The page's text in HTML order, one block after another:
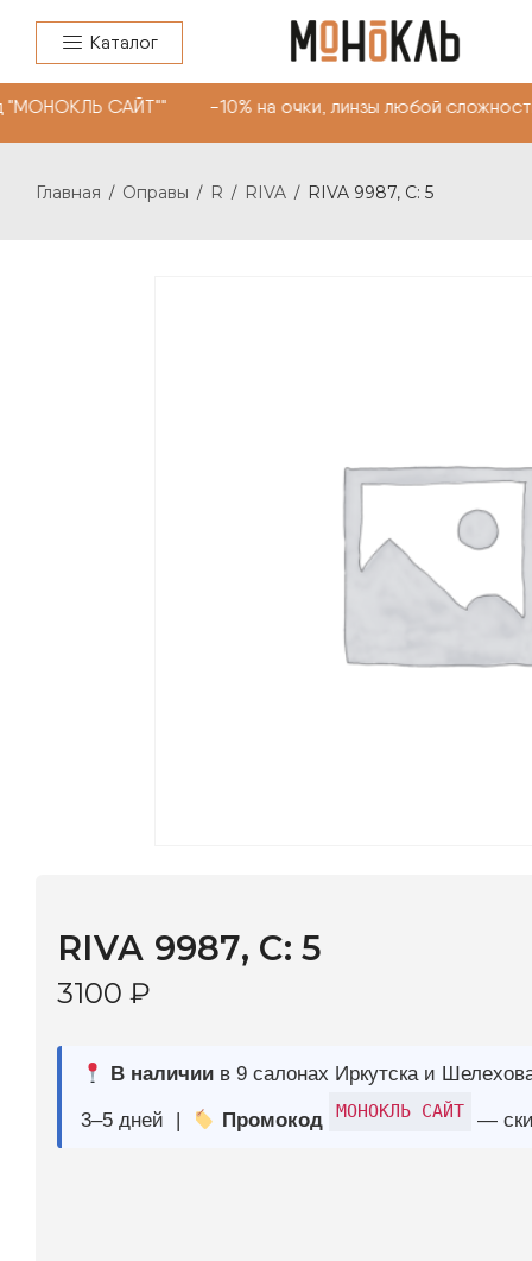
Каталог
САЙТ"" -10% на очки, линзы любой
Главная / Оправы / R / RIVA / RIVA 9987, С: 5
3–5 дней | Промокод